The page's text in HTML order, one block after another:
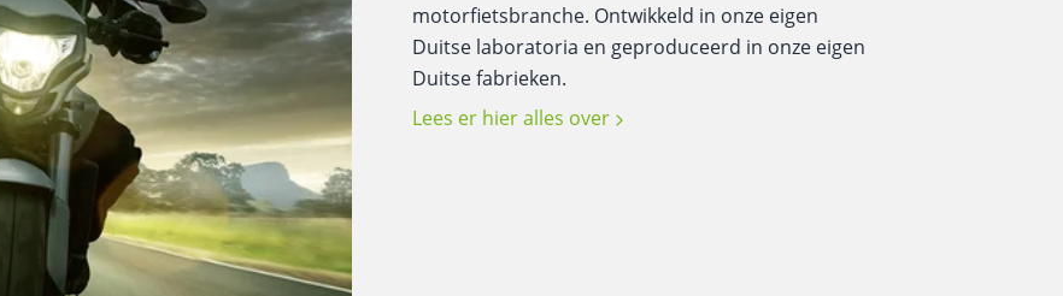
motorfietsbranche. Ontwikkeld in onze eigen
Duitse laboratoria en geproduceerd in onze eigen
Duitse fabrieken.
Lees er hier alles over